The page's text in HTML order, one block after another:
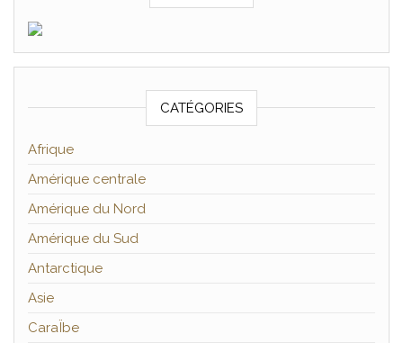
CATÉGORIES
Afrique
Amérique centrale
Amérique du Nord
Amérique du Sud
Antarctique
Asie
CaraÏbe